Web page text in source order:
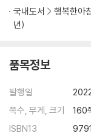
국내도서
행복한아
년)
품목정보
발행일
쪽수, 무게, 크기
160
ISBN13